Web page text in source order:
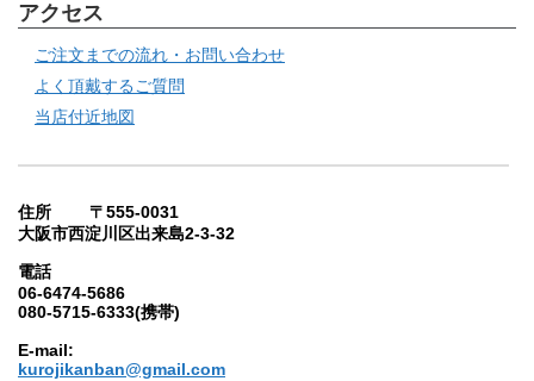
アクセス
ご注文までの流れ・お問い合わせ
よく頂戴するご質問
当店付近地図
住所 〒555-0031
大阪市西淀川区出来島2-3-32
電話
06-6474-5686
080-5715-6333(携帯)
E-mail:
kurojikanban@gmail.com